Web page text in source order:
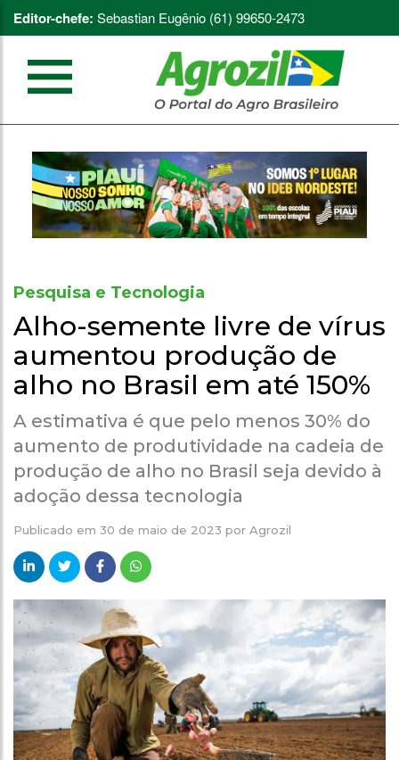
Editor-chefe: Sebastian Eugênio (61) 99650-2473
Pesquisa e Tecnologia
Alho-semente livre de vírus
aumentou produção de
alho no Brasil em até 150%
A estimativa é que pelo menos 30% do
aumento de produtividade na cadeia de
produção de alho no Brasil seja devido à
adoção dessa tecnologia
Publicado em 30 de maio de 2023 por Agrozil